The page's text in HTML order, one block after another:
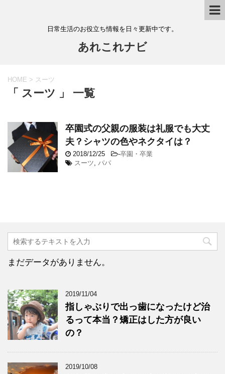
日常生活のお役立ち情報を日々更新中です。
あれこれナビ
HOME > スーツ
「 スーツ 」 一覧
卒園式の父親の服装は礼服でも大丈
夫？シャツの色やネクタイは？
2018/12/25 -卒園・卒業
スーツ, パパ
まだデータがありません。
2019/11/04
指しゃぶりで出っ歯になったけど治
るって本当？矯正はした方が良い
の？
2019/10/08